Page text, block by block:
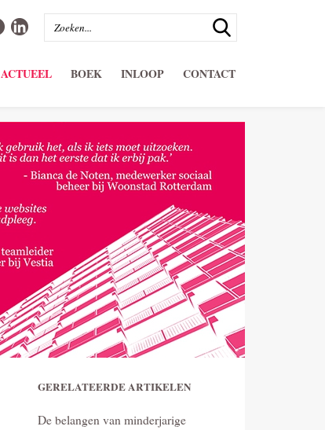
ACTUEEL BOEK INLOOP CONTACT
GERELATEERDE ARTIKELEN
De belangen van minderjarige